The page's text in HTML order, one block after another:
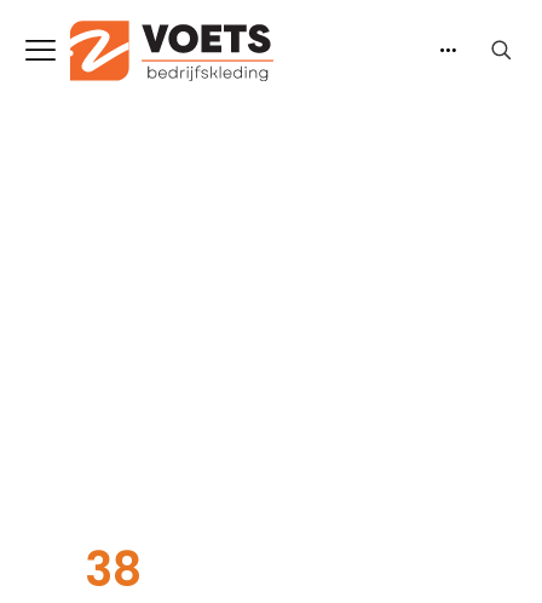
38